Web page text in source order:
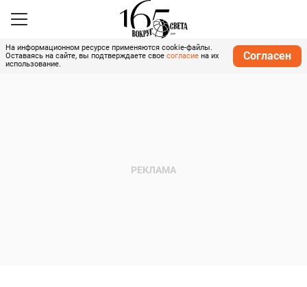
На информационном ресурсе применяются cookie-файлы.
Оставаясь на сайте, вы подтверждаете свое согласие на их
использование.
Согласен